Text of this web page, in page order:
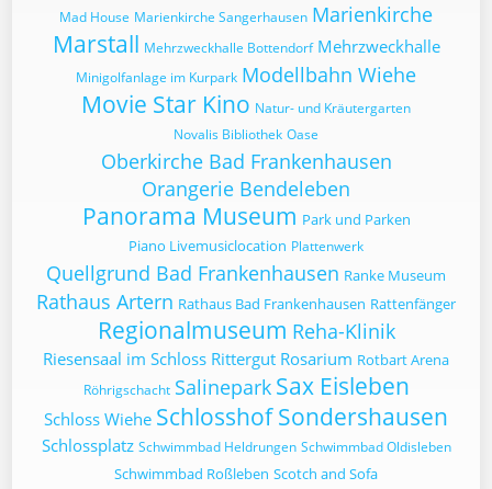
Mad House Marienkirche Sangerhausen Marienkirche
Marstall Mehrzweckhalle Bottendorf Mehrzweckhalle
Minigolfanlage im Kurpark Modellbahn Wiehe
Movie Star Kino Natur- und Kräutergarten
Novalis Bibliothek Oase
Oberkirche Bad Frankenhausen
Orangerie Bendeleben
Panorama Museum Park und Parken
Piano Livemusiclocation Plattenwerk
Quellgrund Bad Frankenhausen Ranke Museum
Rathaus Artern Rathaus Bad Frankenhausen Rattenfänger
Regionalmuseum Reha-Klinik
Riesensaal im Schloss Rittergut Rosarium Rotbart Arena
Röhrigschacht Salinepark Sax Eisleben
Schloss Wiehe Schlosshof Sondershausen
Schlossplatz Schwimmbad Heldrungen Schwimmbad Oldisleben
Schwimmbad Roßleben Scotch and Sofa